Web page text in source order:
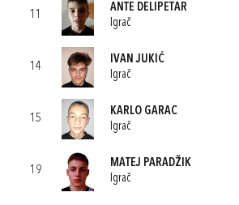
11
ANTE DELIPETAR
Igrač
14
IVAN JUKIĆ
Igrač
15
KARLO GARAC
Igrač
19
MATEJ PARADŽIK
Igrač